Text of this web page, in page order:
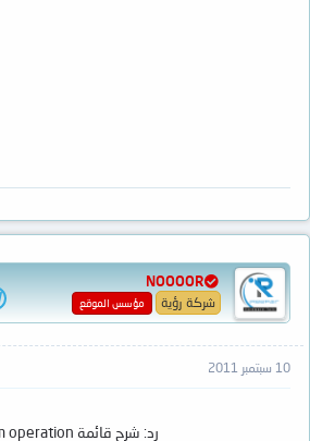
NOOOOR
شركة رؤية مؤسس الموقع
10 سبتمبر 2011
رد: شرح قائمة Rom operation